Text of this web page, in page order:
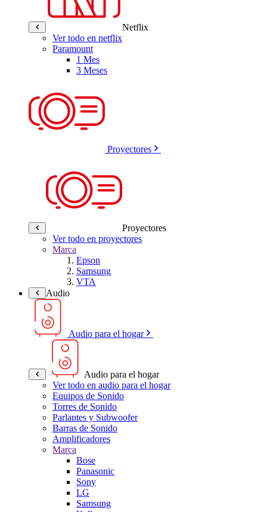
Netflix
Ver todo en netflix
Paramount
1 Mes
3 Meses
Proyectores
Proyectores
Ver todo en proyectores
Marca
Epson
Samsung
VTA
Audio
Audio para el hogar
Audio para el hogar
Ver todo en audio para el hogar
Equipos de Sonido
Torres de Sonido
Parlantes y Subwoofer
Barras de Sonido
Amplificadores
Marca
Bose
Panasonic
Sony
LG
Samsung